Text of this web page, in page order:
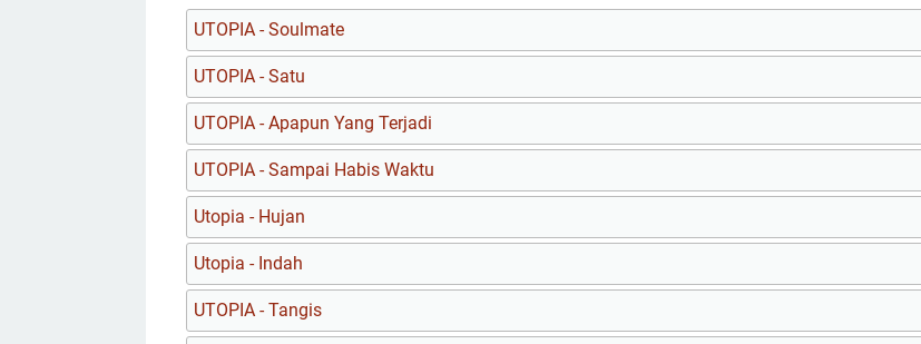
UTOPIA - Soulmate
UTOPIA - Satu
UTOPIA - Apapun Yang Terjadi
UTOPIA - Sampai Habis Waktu
Utopia - Hujan
Utopia - Indah
UTOPIA - Tangis